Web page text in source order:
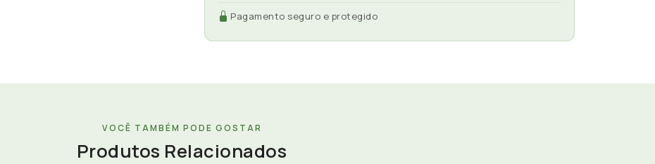
Pagamento seguro e protegido
VOCÊ TAMBÉM PODE GOSTAR
Produtos Relacionados